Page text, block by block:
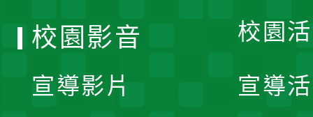
校園
宣導
校園影音
宣導影片